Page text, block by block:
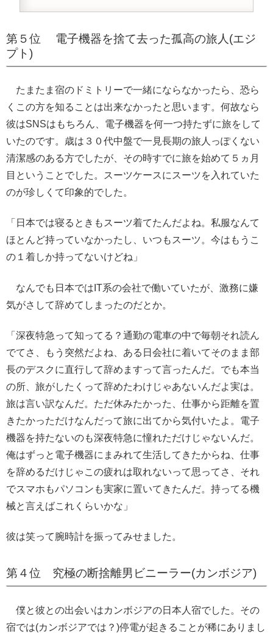
第５位 電子機器を捨て去った孤高の旅人(エジ
プト)
たまたま宿のドミトリーで一緒にならなかったら、恐ら
くこの方を知ることは出来なかったと思います。何故なら
彼はSNSはもちろん、電子機器を何一つ持たずに旅をして
いたのです。歳は３０代中盤で一見長期の旅人っぽくない
清潔感のある方でしたが、その時すでに旅を始めて５ヵ月
目ということでした。スーツケースにスーツを入れていた
のが珍しくて印象的でした。
「日本では寝るときもスーツ着てたんだよね。私服なんて
ほとんど持っていなかったし、いつもスーツ。今はもうこ
の１着しか持ってないけどね」
なんでも日本ではIT系の会社で働いていたが、激務に嫌
気がさして辞めてしまったのだとか。
「深夜特急って知ってる？通勤の電車の中で毎朝それ読ん
でてさ、もう突然だよね、ある日会社に着いてそのまま部
長のデスクに直行して辞めますって言ったんだ。でも本当
の所、旅がしたくって辞めたわけじゃあないんだよ実は。
旅は言い訳なんだ。ただ休みたかった、仕事から距離を置
きたかっただけなんだって旅に出てから気付いたよ。電子
機器を持たないのも深夜特急に憧れただけじゃないんだ。
俺はずっと電子機器にまみれて生活してきたからね、仕事
を辞めるだけじゃこの疲れは取れないって思ってさ、それ
でスマホもパソコンも実家に置いてきたんだ。持ってる機
械と言えばこれくらいかな」
彼は笑って腕時計を振ってみせました。
第４位 究極の断捨離男ビニーラー(カンボジア)
僕と彼との出会いはカンボジアの日本人宿でした。その
宿では(カンボジアでは？)停電が起きることが稀にありまし